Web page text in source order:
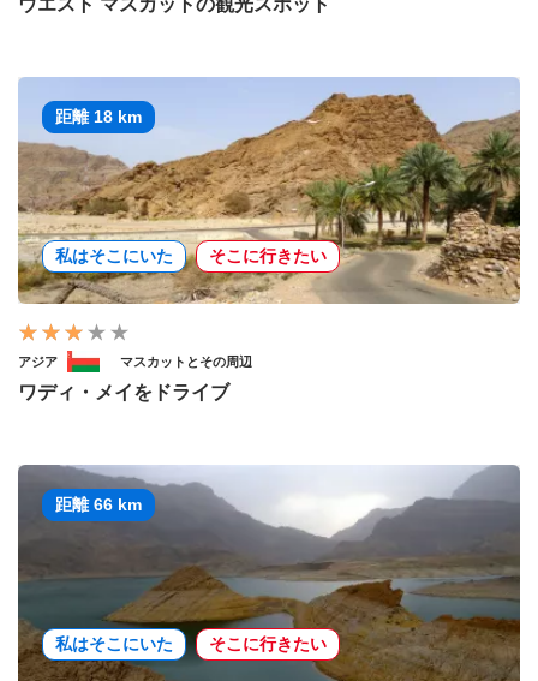
距離 18 km
私はそこにいた そこに行きたい
アジア マスカットとその周辺
ワディ・メイをドライブ
距離 66 km
私はそこにいた そこに行きたい